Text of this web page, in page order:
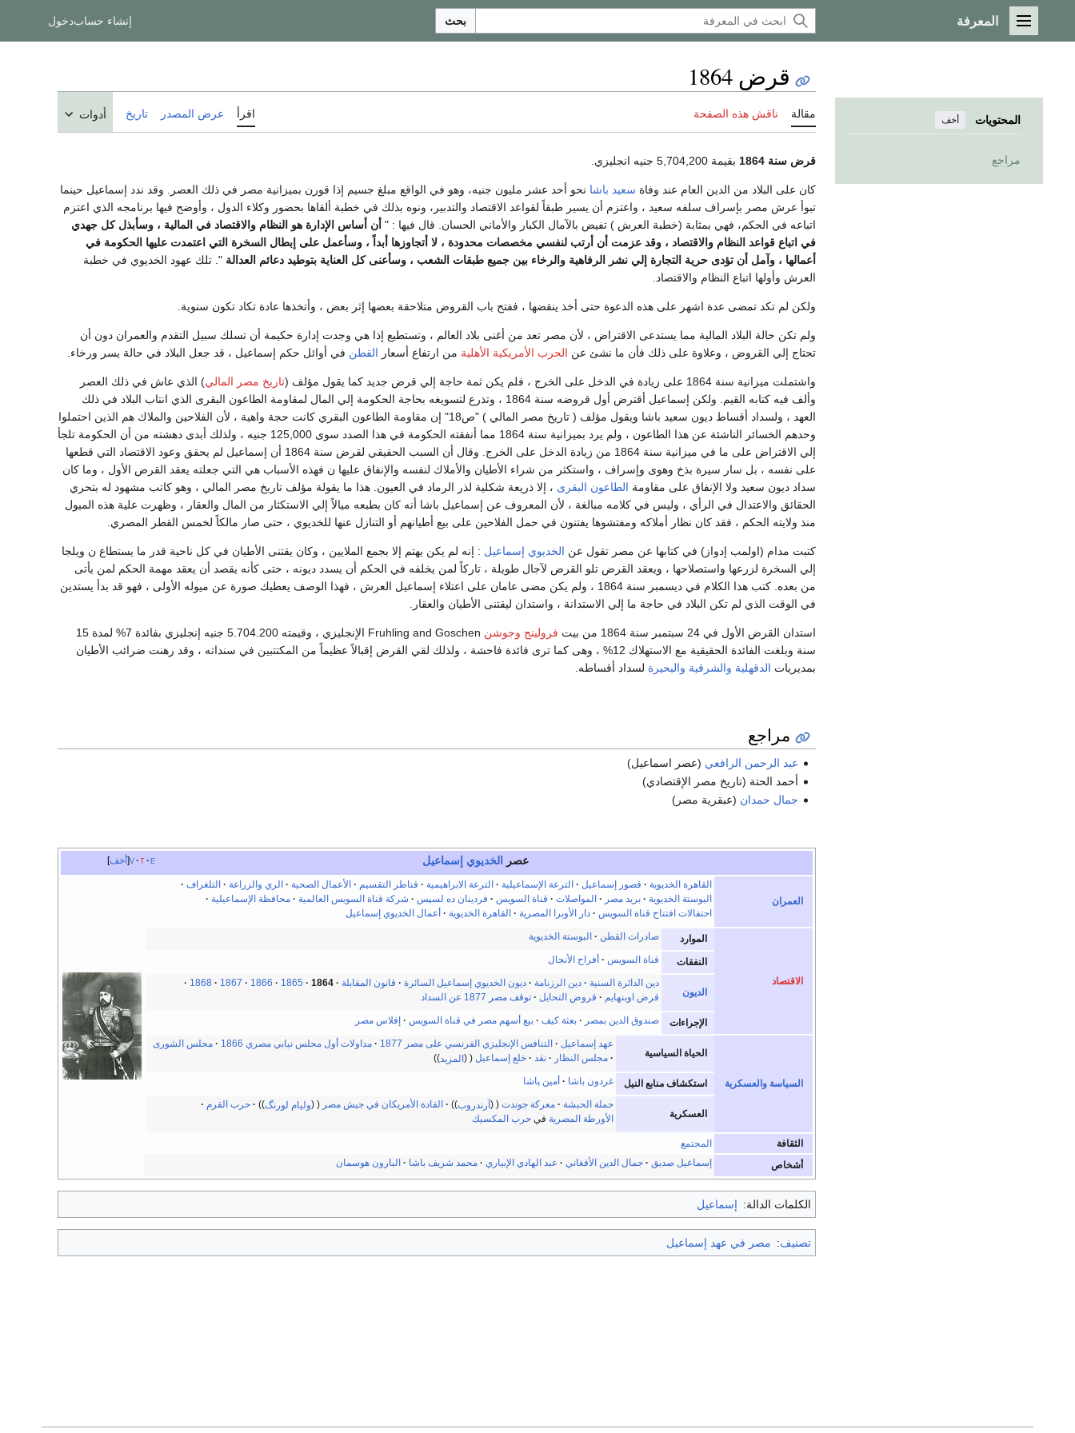
القائمة الرئيسية
المعرفة بحث إنشاء حسابدخول
المحتويات أخف
مراجع
قرض 1864
مقالة ناقش هذه الصفحة اقرأ عرض المصدر تاريخ أدوات
قرض سنة 1864 بقيمة 5,704,200 جنيه انجليزي.
كان على البلاد من الدين العام عند وفاة سعيد باشا نحو أحد عشر مليون جنيه، وهو في الواقع مبلغ جسيم إذا قورن بميزانية مصر في ذلك العصر. وقد ندد إسماعيل حينما
تبوأ عرش مصر بإسراف سلفه سعيد ، واعتزم أن يسير طبقاً لقواعد الاقتصاد والتدبير، ونوه بذلك في خطبة ألقاها بحضور وكلاء الدول ، وأوضح فيها برنامجه الذي اعتزم
اتباعه في الحكم، فهي بمثابة (خطبة العرش ) تفيض بالآمال الكبار والأماني الحسان. قال فيها : " أن أساس الإدارة هو النظام والاقتصاد في المالية ، وسأبذل كل جهدي
في اتباع قواعد النظام والاقتصاد ، وقد عزمت أن أرتب لنفسي مخصصات محدودة ، لا أتجاوزها أبداً ، وسأعمل على إبطال السخرة التي اعتمدت عليها الحكومة في
أعمالها ، وآمل أن تؤدى حرية التجارة إلي نشر الرفاهية والرخاء بين جميع طبقات الشعب ، وسأعنى كل العناية بتوطيد دعائم العدالة ". تلك عهود الخديوي في خطبة
العرش وأولها اتباع النظام والاقتصاد.
ولكن لم تكد تمضى عدة اشهر على هذه الدعوة حتى أخذ ينقضها ، ففتح باب القروض متلاحقة بعضها إثر بعض ، وأتخذها عادة تكاد تكون سنوية.
ولم تكن حالة البلاد المالية مما يستدعى الاقتراض ، لأن مصر تعد من أغنى بلاد العالم ، وتستطيع إذا هي وجدت إدارة حكيمة أن تسلك سبيل التقدم والعمران دون أن
تحتاج إلي القروض ، وعلاوة على ذلك فأن ما نشئ عن الحرب الأمريكية الأهلية من ارتفاع أسعار القطن في أوائل حكم إسماعيل ، قد جعل البلاد في حالة يسر ورخاء.
واشتملت ميزانية سنة 1864 على زيادة في الدخل على الخرج ، فلم يكن ثمة حاجة إلي قرض جديد كما يقول مؤلف ( تاريخ مصر المالي) الذي عاش في ذلك العصر
وألف فيه كتابه القيم. ولكن إسماعيل أقترض أول قروضه سنة 1864 ، وتذرع لتسويغه بحاجة الحكومة إلي المال لمقاومة الطاعون البقرى الذي انتاب البلاد في ذلك
العهد ، ولسداد أقساط ديون سعيد باشا ويقول مؤلف ( تاريخ مصر المالي ) "ص18" إن مقاومة الطاعون البقري كانت حجة واهية ، لأن الفلاحين والملاك هم الذين احتملوا
وحدهم الخسائر الناشئة عن هذا الطاعون ، ولم يرد بميزانية سنة 1864 مما أنفقته الحكومة في هذا الصدد سوى 125,000 جنيه ، ولذلك أبدى دهشته من أن الحكومة تلجأ
إلي الاقتراض على ما في ميزانية سنة 1864 من زيادة الدخل على الخرج. وقال أن السبب الحقيقي لقرض سنة 1864 أن إسماعيل لم يحقق وعود الاقتصاد التي قطعها
على نفسه ، بل سار سيرة بذخ وهوى وإسراف ، واستكثر من شراء الأطيان والأملاك لنفسه والإنفاق عليها ن فهذه الأسباب هي التي جعلته يعقد القرض الأول ، وما كان
سداد ديون سعيد ولا الإنفاق على مقاومة الطاعون البقرى ، إلا ذريعة شكلية لذر الرماد في العيون. هذا ما يقولة مؤلف تاريخ مصر المالي ، وهو كاتب مشهود له بتحري
الحقائق والاعتدال في الرأي ، وليس في كلامه مبالغة ، لأن المعروف عن إسماعيل باشا أنه كان بطبعه ميالاً إلي الاستكثار من المال والعقار ، وظهرت علية هذه الميول
منذ ولايته الحكم ، فقد كان نظار أملاكه ومفتشوها يفتنون في حمل الفلاحين على بيع أطيانهم أو التنازل عنها للخديوي ، حتى صار مالكاً لخمس القطر المصري.
كتبت مدام (اولمب إدواز) في كتابها عن مصر تقول عن الخديوي إسماعيل : إنه لم يكن يهتم إلا بجمع الملايين ، وكان يقتنى الأطيان في كل ناحية قدر ما يستطاع ن ويلجا
إلي السخرة لزرعها واستصلاحها ، ويعقد القرض تلو القرض لآجال طويلة ، تاركاً لمن يخلفه في الحكم أن يسدد ديونه ، حتى كأنه يقصد أن يعقد مهمة الحكم لمن يأتى
من بعده. كتب هذا الكلام في ديسمبر سنة 1864 ، ولم يكن مضى عامان على اعتلاء إسماعيل العرش ، فهذا الوصف يعطيك صورة عن ميوله الأولى ، فهو قد بدأ يستدين
في الوقت الذي لم تكن البلاد في حاجة ما إلي الاستدانة ، واستدان ليقتنى الأطيان والعقار.
استدان القرض الأول في 24 سبتمبر سنة 1864 من بيت فرولينج وجوشن
Fruhling and Goschen الإنجليزي ، وقيمته 5.704.200 جنيه إنجليزي بفائدة 7% لمدة 15
سنة وبلغت الفائدة الحقيقية مع الاستهلاك 12% ، وهى كما ترى فائدة فاحشة ، ولذلك لقي القرض إقبالاً عظيماً من المكتتبين في سنداته ، وقد رهنت ضرائب الأطيان
بمديريات الدقهلية والشرقية والبحيرة لسداد أقساطه.
مراجع
عبد الرحمن الرافعي (عصر اسماعيل)
أحمد الحتة (تاريخ مصر الإقتصادي)
جمال حمدان (عبقرية مصر)
أخف v t e عصر الخديوي إسماعيل
العمران
القاهرة الخديوية قصور إسماعيل الترعة الإسماعيلية الترعة الابراهيمية قناطر التقسيم الأعمال الصحية الري والزراعة
التلغراف
البوستة الخديوية
بريد مصر المواصلات قناة السويس فردينان ده لسپس شركة قناة السويس العالمية
محافظة الإسماعيلية
احتفالات افتتاح قناة السويس
دار الأوبرا المصرية القاهرة الخديوية أعمال الخديوي إسماعيل
الاقتصاد
الموارد صادرات القطن البوستة الخديوية
النفقات قناة السويس أفراح الأنجال
الديون
دين الدائرة السنية دين الرزنامة ديون الخديوي إسماعيل السائرة قانون المقابلة 1864
1865
1866
1867
1868
قرض اوبنهايم
قروض التحايل توقف مصر 1877 عن السداد
الإجراءات صندوق الدين بمصر بعثة كيف بيع أسهم مصر في قناة السويس إفلاس مصر
السياسة والعسكرية
الحياة السياسية
عهد إسماعيل التنافس الإنجليزي الفرنسي على مصر 1877 مداولات أول مجلس نيابي مصري 1866
مجلس الشورى
مجلس النظار
نقد خلع إسماعيل المزيد
استكشاف منابع النيل غردون باشا أمين پاشا
العسكرية
حملة الحبشة معركة جوندت آرندروب القادة الأمريكان في جيش مصر وليام لورنگ
حرب القرم
الأورطة المصرية فيحرب المكسيك
الثقافة
المجتمع
أشخاص
إسماعيل صديق جمال الدين الأفغاني عبد الهادي الإبياري محمد شريف باشا البارون هوسمان
الكلمات الدالة: إسماعيل
تصنيف: مصر في عهد إسماعيل